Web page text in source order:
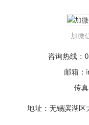
加微
咨询热线：
邮箱：
传
地址：无锡滨湖区